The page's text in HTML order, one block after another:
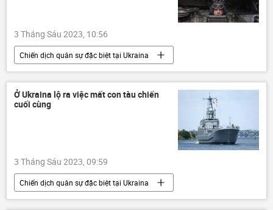
3 Tháng Sáu 2023, 10:56
Chiến dịch quân sự đặc biệt tại Ukraina
Nga
Ukraina
Báo chí thế giới
Quân đội Ukraina
Ở Ukraina lộ ra việc mất con tàu chiến
cuối cùng
3 Tháng Sáu 2023, 09:59
Chiến dịch quân sự đặc biệt tại Ukraina
Ukraina
Nga
tàu chiến